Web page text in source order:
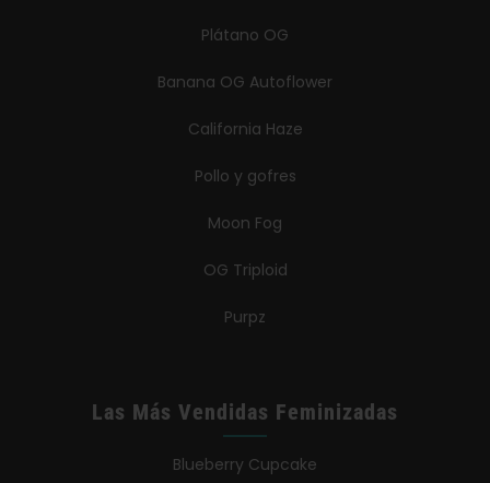
Plátano OG
Banana OG Autoflower
California Haze
Pollo y gofres
Moon Fog
OG Triploid
Purpz
Las Más Vendidas Feminizadas
Blueberry Cupcake